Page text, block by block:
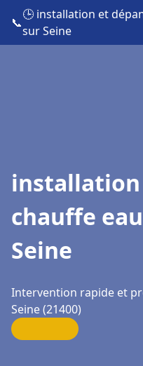
📞
🕒 installation et
sur Seine
installation
chauffe
Seine
Intervention rapide et
Seine (21400)